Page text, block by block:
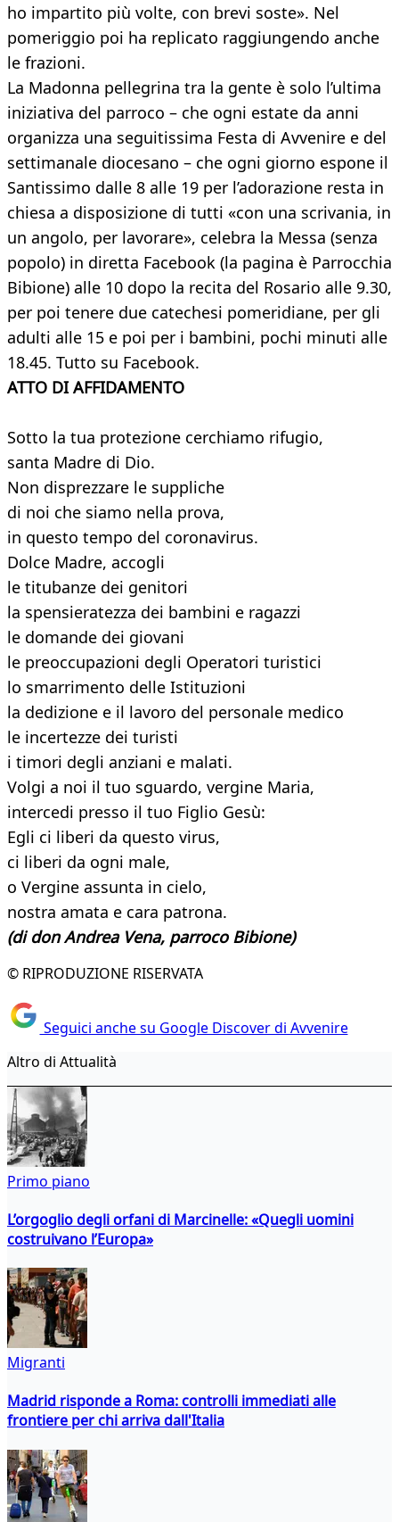
ho impartito più volte, con brevi soste». Nel
pomeriggio poi ha replicato raggiungendo anche
le frazioni.
La Madonna pellegrina tra la gente è solo l’ultima
iniziativa del parroco – che ogni estate da anni
organizza una seguitissima Festa di Avvenire e del
settimanale diocesano – che ogni giorno espone il
Santissimo dalle 8 alle 19 per l’adorazione resta in
chiesa a disposizione di tutti «con una scrivania, in
un angolo, per lavorare», celebra la Messa (senza
popolo) in diretta Facebook (la pagina è Parrocchia
Bibione) alle 10 dopo la recita del Rosario alle 9.30,
per poi tenere due catechesi pomeridiane, per gli
adulti alle 15 e poi per i bambini, pochi minuti alle
18.45. Tutto su Facebook.
ATTO DI AFFIDAMENTO
Sotto la tua protezione cerchiamo rifugio,
santa Madre di Dio.
Non disprezzare le suppliche
di noi che siamo nella prova,
in questo tempo del coronavirus.
Dolce Madre, accogli
le titubanze dei genitori
la spensieratezza dei bambini e ragazzi
le domande dei giovani
le preoccupazioni degli Operatori turistici
lo smarrimento delle Istituzioni
la dedizione e il lavoro del personale medico
le incertezze dei turisti
i timori degli anziani e malati.
Volgi a noi il tuo sguardo, vergine Maria,
intercedi presso il tuo Figlio Gesù:
Egli ci liberi da questo virus,
ci liberi da ogni male,
o Vergine assunta in cielo,
nostra amata e cara patrona.
(di don Andrea Vena, parroco Bibione)
© RIPRODUZIONE RISERVATA
Seguici anche su Google Discover di Avvenire
Altro di Attualità
Primo piano
L’orgoglio degli orfani di Marcinelle: «Quegli uomini
costruivano l’Europa»
Migranti
Madrid risponde a Roma: controlli immediati alle
frontiere per chi arriva dall'Italia